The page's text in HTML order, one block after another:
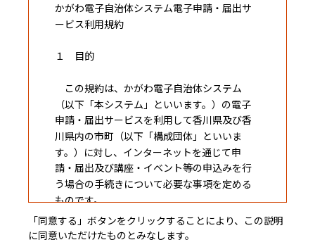
かがわ電子自治体システム電子申請・届出サ
ービス利用規約
１ 目的
この規約は、かがわ電子自治体システム
（以下「本システム」といいます。）の電子
申請・届出サービスを利用して香川県及び香
川県内の市町（以下「構成団体」といいま
す。）に対し、インターネットを通じて申
請・届出及び講座・イベント等の申込みを行
う場合の手続きについて必要な事項を定める
ものです。
「同意する」ボタンをクリックすることにより、この説明
に同意いただけたものとみなします。